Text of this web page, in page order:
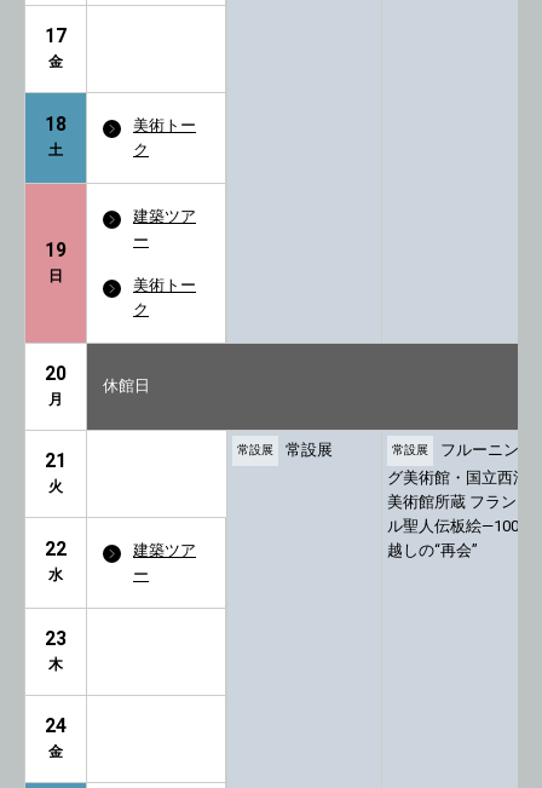
17
金
18
土
美術トー
ク
19
日
建築ツア
ー
美術トー
ク
20
月
休館日
21
火
常設展 常設展 常設展
フルーニン
グ美術館・国立西洋
美術館所蔵 フランド
ル聖人伝板絵―100年
越しの“再会”
22
水
建築ツア
ー
23
木
24
金